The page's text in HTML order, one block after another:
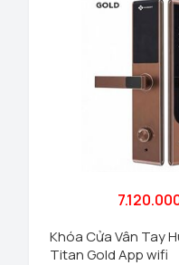
Khóa Cửa Vân Tay
Titan Gold App wifi